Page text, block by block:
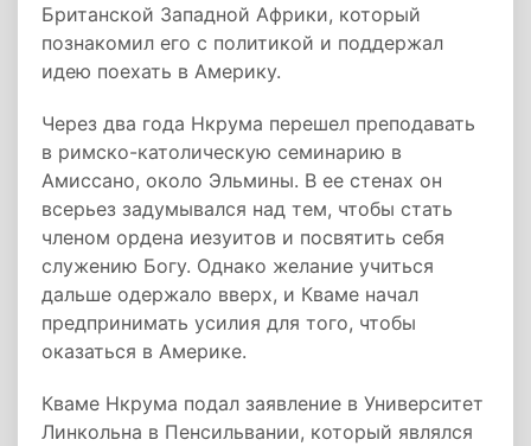
Британской Западной Африки, который
познакомил его с политикой и поддержал
идею поехать в Америку.
Через два года Нкрума перешел преподавать
в римско-католическую семинарию в
Амиссано, около Эльмины. В ее стенах он
всерьез задумывался над тем, чтобы стать
членом ордена иезуитов и посвятить себя
служению Богу. Однако желание учиться
дальше одержало вверх, и Кваме начал
предпринимать усилия для того, чтобы
оказаться в Америке.
Кваме Нкрума подал заявление в Университет
Линкольна в Пенсильвании, который являлся